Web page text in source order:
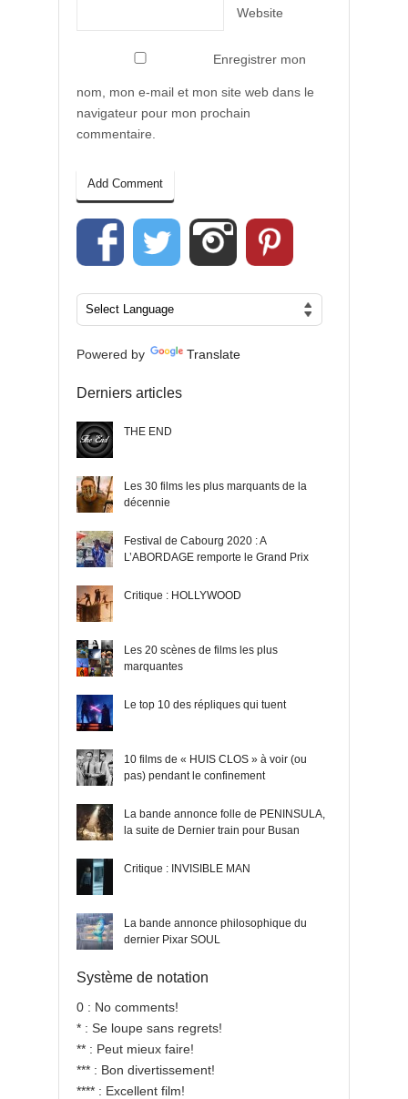
Website
Enregistrer mon
nom, mon e-mail et mon site web dans le
navigateur pour mon prochain
commentaire.
Powered by Translate
Derniers articles
THE END
Les 30 films les plus marquants de la
décennie
Festival de Cabourg 2020 : A
L’ABORDAGE remporte le Grand Prix
Critique : HOLLYWOOD
Les 20 scènes de films les plus
marquantes
Le top 10 des répliques qui tuent
10 films de « HUIS CLOS » à voir (ou
pas) pendant le confinement
La bande annonce folle de PENINSULA,
la suite de Dernier train pour Busan
Critique : INVISIBLE MAN
La bande annonce philosophique du
dernier Pixar SOUL
Système de notation
0 : No comments!
* : Se loupe sans regrets!
** : Peut mieux faire!
*** : Bon divertissement!
**** : Excellent film!